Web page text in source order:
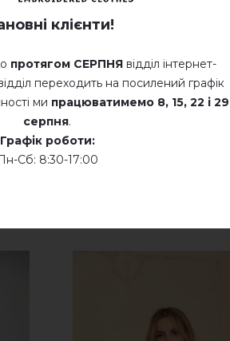
ВІДГУКИ ПРО ЗЛАГОДА
про Злагода (молочна з синім)
клієнти!
протягом СЕРПНЯ відділ інтернет-
переходить на посилений графік
ми працюватимемо 8, 15, 22 і 29
серпня.
Графік роботи:
Сб: 8:30-17:00